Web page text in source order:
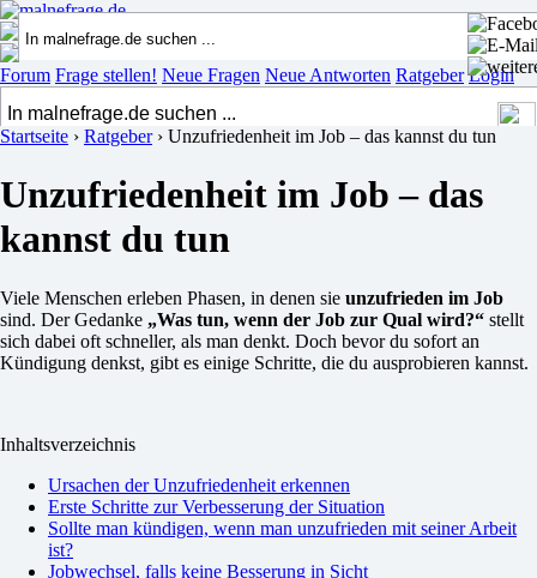
Forum Frage stellen! Neue Fragen Neue Antworten Ratgeber Login
Startseite › Ratgeber› Unzufriedenheit im Job – das kannst du tun
Unzufriedenheit im Job – das
kannst du tun
Viele Menschen erleben Phasen, in denen sie unzufrieden im Job
sind. Der Gedanke „Was tun, wenn der Job zur Qual wird?“ stellt
sich dabei oft schneller, als man denkt. Doch bevor du sofort an
Kündigung denkst, gibt es einige Schritte, die du ausprobieren kannst.
Inhaltsverzeichnis
Ursachen der Unzufriedenheit erkennen
Erste Schritte zur Verbesserung der Situation
Sollte man kündigen, wenn man unzufrieden mit seiner Arbeit
ist?
Jobwechsel, falls keine Besserung in Sicht